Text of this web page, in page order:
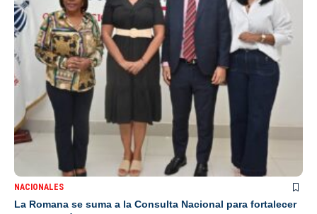
NACIONALES
La Romana se suma a la Consulta Nacional para fortalecer